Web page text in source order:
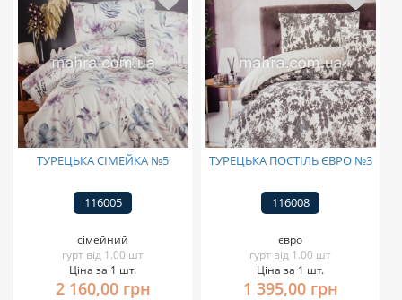
ТУРЕЦЬКА СІМЕЙКА №5
116005
сімейний
гурт від 1.00 шт
Ціна за 1 шт.
2 160,00 грн
ТУРЕЦЬКА ПОСТІЛЬ ЄВРО №3
116008
євро
гурт від 1.00 шт
Ціна за 1 шт.
1 395,00 грн